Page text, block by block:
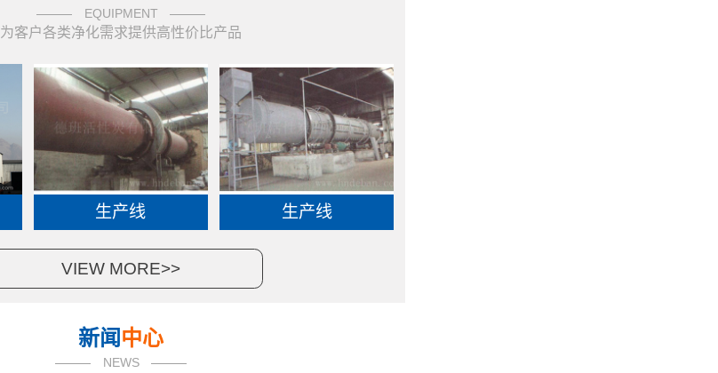
EQUIPMENT
为客户各类净化需求提供高性价比产品
生产线 生产线
VIEW MORE>>
新闻 中心
NEWS